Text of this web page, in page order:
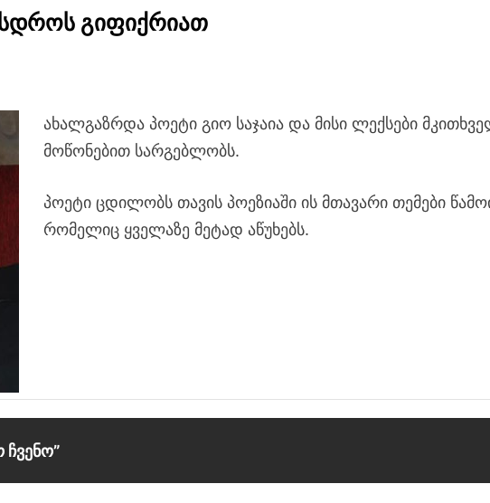
გიფიქრიათ
ახალგაზრდა პოეტი გიო საჯაია და მისი ლექსები
მოწონებით სარგებლობს.
პოეტი ცდილობს თავის პოეზიაში ის მთავარი თემები
რომელიც ყველაზე მეტად აწუხებს.